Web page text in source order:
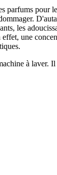
parfums
les
une
à laver.